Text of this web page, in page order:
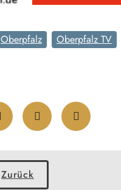
Oberpfalz Oberpfalz TV
Zurück